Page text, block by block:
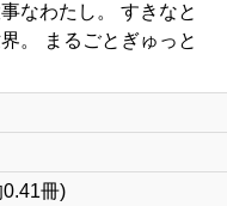
なわたし。 すきなと
。 まるごとぎゅっと
冊)